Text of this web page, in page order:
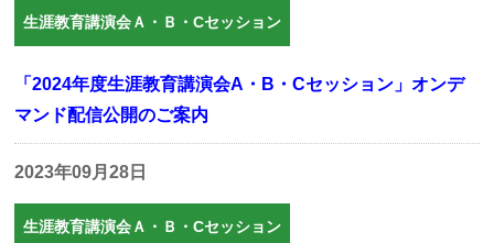
生涯教育講演会Ａ・Ｂ・Cセッション
「2024年度生涯教育講演会A・B・Cセッション」オンデ
マンド配信公開のご案内
2023年09月28日
生涯教育講演会Ａ・Ｂ・Cセッション